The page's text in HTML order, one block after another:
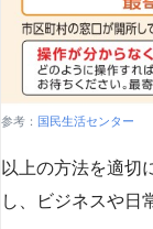
参考： 国民生活センター
以上の方法を適切
し、ビジネスや日